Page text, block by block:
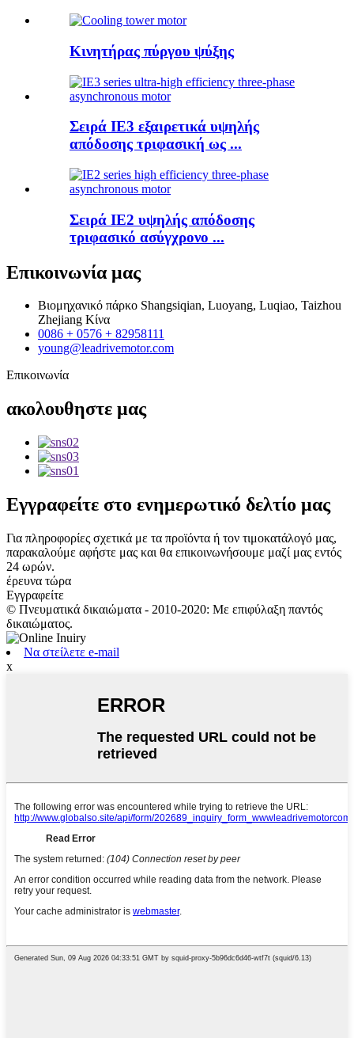
Κινητήρας πύργου ψύξης
Σειρά IE3 εξαιρετικά υψηλής
απόδοσης τριφασική ως ...
Σειρά IE2 υψηλής απόδοσης
τριφασικό ασύγχρονο ...
Επικοινωνίαμας
Βιομηχανικό πάρκο Shangsiqian, Luoyang, Luqiao, Taizhou
Zhejiang Κίνα
0086 + 0576 + 82958111
young@leadrivemotor.com
Επικοινωνία
ακολουθηστε μας
Εγγραφείτε στο ενημερωτικό δελτίο μας
Για πληροφορίες σχετικά με τα προϊόντα ή τον τιμοκατάλογό μας,
παρακαλούμε αφήστε μας και θα επικοινωνήσουμε μαζί μας εντός
24 ωρών.
έρευνα τώρα
Εγγραφείτε
© Πνευματικά δικαιώματα - 2010-2020: Με επιφύλαξη παντός
δικαιώματος.
Να στείλετε e-mail
x